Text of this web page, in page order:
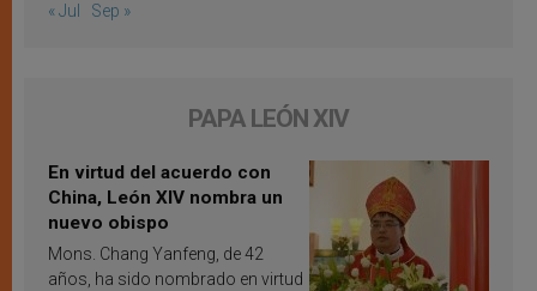
« Jul Sep »
PAPA LEÓN XIV
En virtud del acuerdo con
China, León XIV nombra un
nuevo obispo
Mons. Chang Yanfeng, de 42
años, ha sido nombrado en virtud